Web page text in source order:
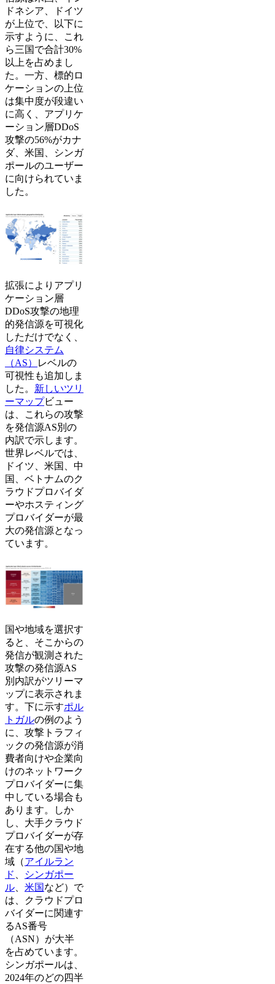
ドネシア、ドイツ
が上位で、以下に
示すように、これ
ら三国で合計30%
以上を占めまし
た。一方、標的ロ
ケーションの上位
は集中度が段違い
に高く、アプリケ
ーション層DDoS
攻撃の56%がカナ
ダ、米国、シンガ
ポールのユーザー
に向けられていま
した。
拡張によりアプリ
ケーション層
DDoS攻撃の地理
的発信源を可視化
しただけでなく、
自律システム
（AS）
レベルの
可視性も追加しま
した。 新しいツリ
ーマップビュー
は、これらの攻撃
を発信源AS別の
内訳で示します。
世界レベルでは、
ドイツ、米国、中
国、ベトナムのク
ラウドプロバイダ
ーやホスティング
プロバイダーが最
大の発信源となっ
ています。
国や地域を選択す
ると、そこからの
発信が観測された
攻撃の発信源AS
別内訳がツリーマ
ップに表示されま
す。下に示すポル
トガルの例のよう
に、攻撃トラフィ
ックの発信源が消
費者向けや企業向
けのネットワーク
プロバイダーに集
中している場合も
あります。しか
し、大手クラウド
プロバイダーが存
在する他の国や地
域（アイルラン
ド
シンガポー
ル
米国など）で
は、クラウドプロ
バイダーに関連す
るAS番号
（ASN）が大半
を占めています。
シンガポールは、
2024年のどの四半